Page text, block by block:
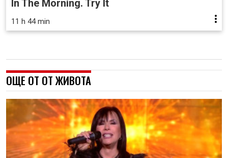
In The Morning. Try It
11 h 44 min
ОЩЕ ОТ ОТ ЖИВОТА